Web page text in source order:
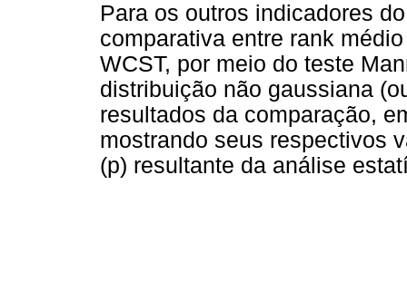
Para os outros indicadores
comparativa entre rank
WCST, por meio do teste
distribuição não gaussiana
resultados da comparação,
mostrando seus respectivos
(p) resultante da análise